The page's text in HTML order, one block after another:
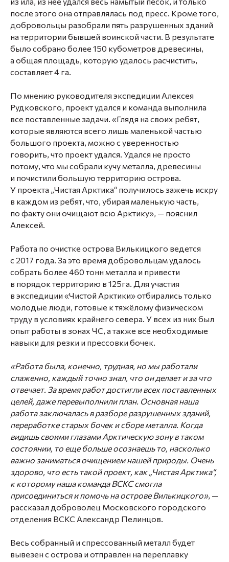
после этого она отправлялась под пресс. Кроме того,
добровольцы разобрали пять разрушенных зданий
на территории бывшей воинской части. В результате
было собрано более 150 кубометров древесины,
а общая площадь, которую удалось расчистить,
составляет 4 га.
По мнению руководителя экспедиции Алексея
Рудковского, проект удался и команда выполнила
все поставленные задачи. «Глядя на своих ребят,
которые являются всего лишь маленькой частью
большого проекта, можно с уверенностью
говорить, что проект удался. Удался не просто
потому, что мы собрали кучу металла, древесины
и почистили большую территорию острова.
У проекта „Чистая Арктика“ получилось зажечь искру
в каждом из ребят, что, убирая маленькую часть,
по факту они очищают всю Арктику», — пояснил
Алексей.
Работа по очистке острова Вилькицкого ведется
с 2017 года. За это время добровольцам удалось
собрать более 460 тонн металла и привести
в порядок территорию в 125га. Для участия
в экспедиции «Чистой Арктики» отбирались только
молодые люди, готовые к тяжёлому физическом
труду в условиях крайнего севера. У всех из них был
опыт работы в зонах ЧС, а также все необходимые
навыки для резки и прессовки бочек.
«Работа была, конечно, трудная, но мы работали
слаженно, каждый точно знал, что он делает и за что
отвечает. За время работ достигли всех поставленных
целей, даже перевыполнили план. Основная наша
работа заключалась в разборе разрушенных зданий,
переработке старых бочек и сборе металла. Когда
видишь своими глазами Арктическую зону в таком
состоянии, то еще больше осознаешь то, насколько
важно заниматься очищением нашей природы. Очень
здорово, что есть такой проект, как „Чистая Арктика“,
к которому наша команда ВСКС смогла
присоединиться и помочь на острове Вилькицкого», —
рассказал доброволец Московского городского
отделения ВСКС Александр Пелинцов.
Весь собранный и спрессованный металл будет
вывезен с острова и отправлен на переплавку